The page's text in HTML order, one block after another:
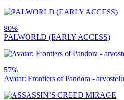
80%
PALWORLD (EARLY ACCESS)
57%
Avatar: Frontiers of Pandora - arvostelu